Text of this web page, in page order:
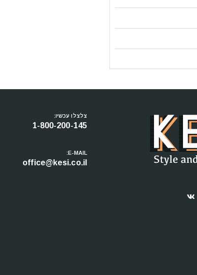
צלצלו עכשיו:
1-800-200-145
E-MAIL:
office@kesi.co.il